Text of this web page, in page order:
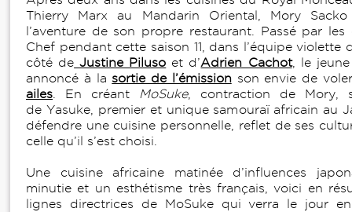
Thierry Marx au Mandarin Oriental, Mory
l’aventure de son propre restaurant. Passé par
Chef pendant cette saison 11, dans l’équipe violette
côté de Justine Piluso et d’Adrien Cachot, le
annoncé à lasortie de l’émissionson envie de
ailes . En créant MoSuke, contraction de Mory,
de Yasuke, premier et unique samouraï africain au
défendre une cuisine personnelle, reflet de ses
celle qu’il s’est choisi.
Une cuisine africaine matinée d’influences
minutie et un esthétisme très français, voici en
lignes directrices de MoSuke qui verra le jour